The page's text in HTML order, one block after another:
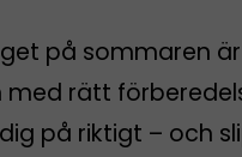
på sommaren
rätt
på riktigt – och